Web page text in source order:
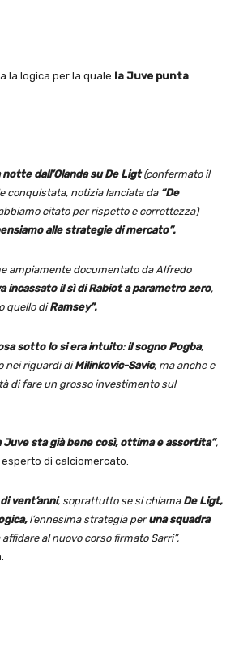
la logica per la quale la Juve punta
dall’Olanda su De Ligt(confermato il
conquistata, notizia lanciata da “De
citato per rispetto e correttezza)
alle strategie di mercato”.
ampiamente documentato da Alfredo
incassato il sì di Rabiot a parametro zero,
quello diRamsey”.
sotto lo si era intuito: il sogno Pogba,
nei riguardi diMilinkovic-Savic, ma anche e
di fare un grosso investimento sul
Juve sta già bene così, ottima e assortita”,
di calciomercato.
vent’anni, soprattutto se si chiama De Ligt,
l’ennesima strategia peruna squadra
al nuovo corso firmato Sarri”,